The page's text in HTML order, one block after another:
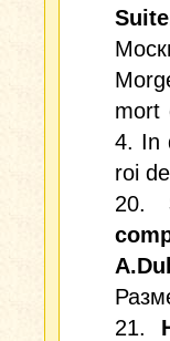
mort
4. In
roi
20.
21.